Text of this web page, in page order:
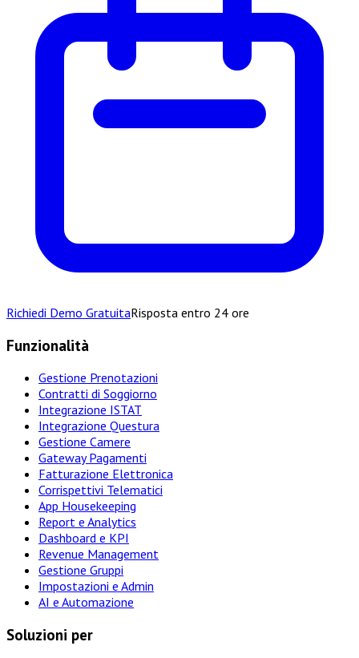
Richiedi Demo GratuitaRisposta entro 24 ore
Funzionalità
Gestione Prenotazioni
Contratti di Soggiorno
Integrazione ISTAT
Integrazione Questura
Gestione Camere
Gateway Pagamenti
Fatturazione Elettronica
Corrispettivi Telematici
App Housekeeping
Report e Analytics
Dashboard e KPI
Revenue Management
Gestione Gruppi
Impostazioni e Admin
AI e Automazione
Soluzioni per